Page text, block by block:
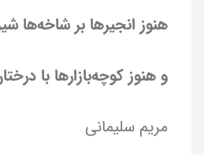
هنوز انجیرها بر شاخه‌ها
و هنوز کوچه‌بازارها با
مریم سلیمانی